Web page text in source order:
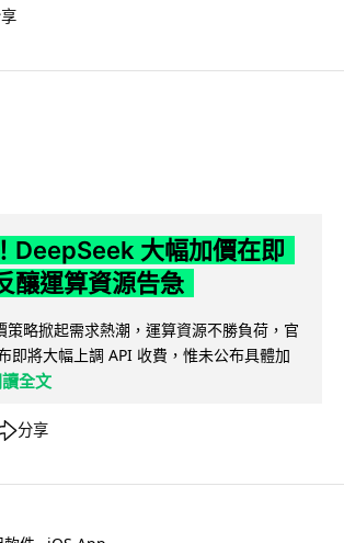
DeepSeek 大幅加價在即
釀運算資源告急
策略掀起需求熱潮，運算資源不勝負荷，官
即將大幅上調 API 收費，惟未公布具體加
全文
分享